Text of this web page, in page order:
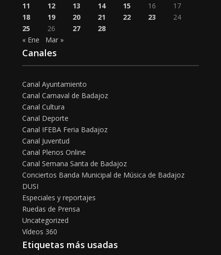
11
12 13 14 15 16
17
18
19 20 21 22 23
24
25
26 27
28
« Ene
Mar »
Canales
Canal Ayuntamiento
Canal Carnaval de Badajoz
Canal Cultura
Canal Deporte
Canal IFEBA Feria Badajoz
Canal Juventud
Canal Plenos Online
Canal Semana Santa de Badajoz
Conciertos Banda Municipal de Música de Badajoz
DUSI
Especiales y reportajes
Ruedas de Prensa
Uncategorized
Vídeos 360
Etiquetas más usadas